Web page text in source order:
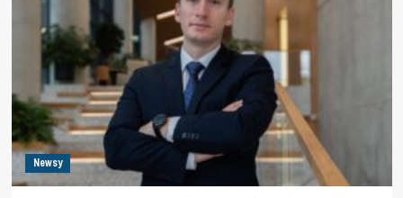
Newsy